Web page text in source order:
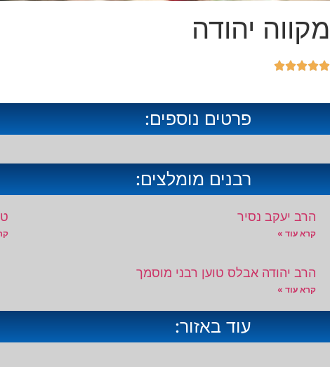
מקווה יהודה





פרטים נוספים:
רבנים מומלצים:
הרב יעקב נסיר
קרא עוד »
הרב יהודה אבלס טוען רבני מוסמך
קרא עוד »
עוד באזור: